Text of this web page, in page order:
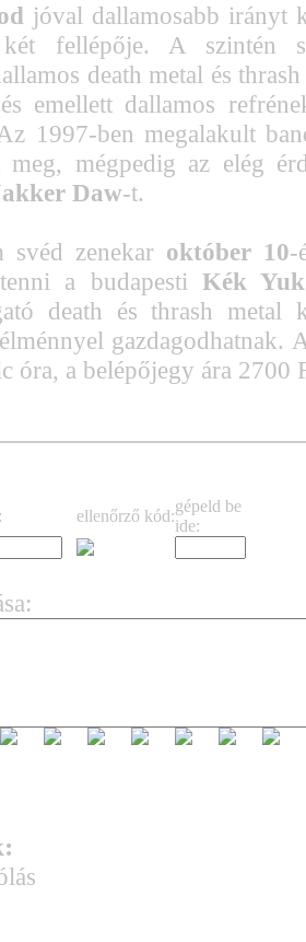
jóval dallamosabb irányt
fellépője. A szintén
death metal és
emellett dallamos
1997-ben megalakult
meg, mégpedig az elég
Daw-t.
zenekar október 10-
a budapesti Kék
death és thrash metal
gazdagodhatnak.
óra, a belépőjegy ára 2700
ellenőrző kód:
gépeld be
ide: